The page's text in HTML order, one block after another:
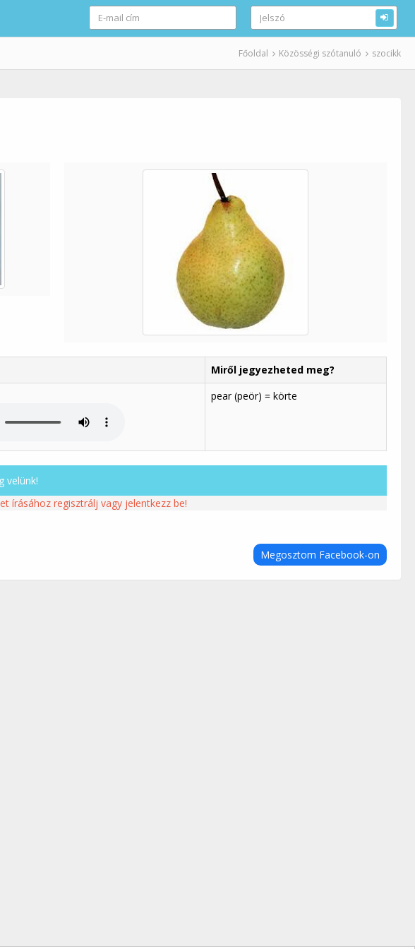
Főoldal Közösségi szótanuló szocikk
Miről jegyezheted meg?
pear (peör) = körte
velünk!
írásához regisztrálj vagy jelentkezz be!
Megosztom Facebook-on